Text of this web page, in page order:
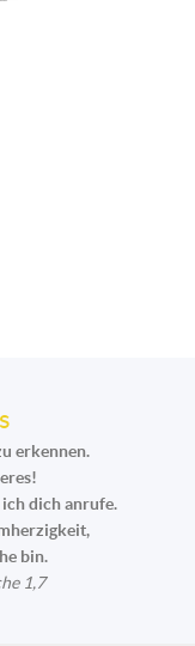
erkennen.
dich anrufe.
bin.
1,7